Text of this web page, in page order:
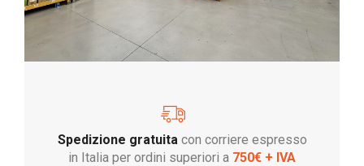
Spedizione gratuita con corriere espresso
in Italia per ordini superiori a 750€ + IVA